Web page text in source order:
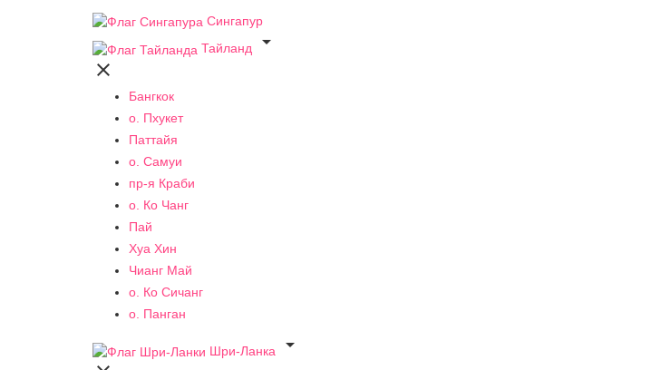
Сингапур
Тайланд


Бангкок
о. Пхукет
Паттайя
о. Самуи
пр-я Краби
о. Ко Чанг
Пай
Хуа Хин
Чианг Май
о. Ко Сичанг
о. Панган
Шри-Ланка
